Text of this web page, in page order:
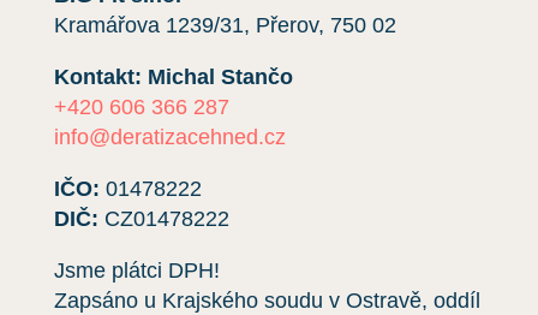
Kramářova 1239/31, Přerov, 750 02
Kontakt: Michal Stančo
+420 606 366 287
info@deratizacehned.cz
IČO: 01478222
DIČ: CZ01478222
Jsme plátci DPH!
Zapsáno u Krajského soudu v Ostravě, oddíl